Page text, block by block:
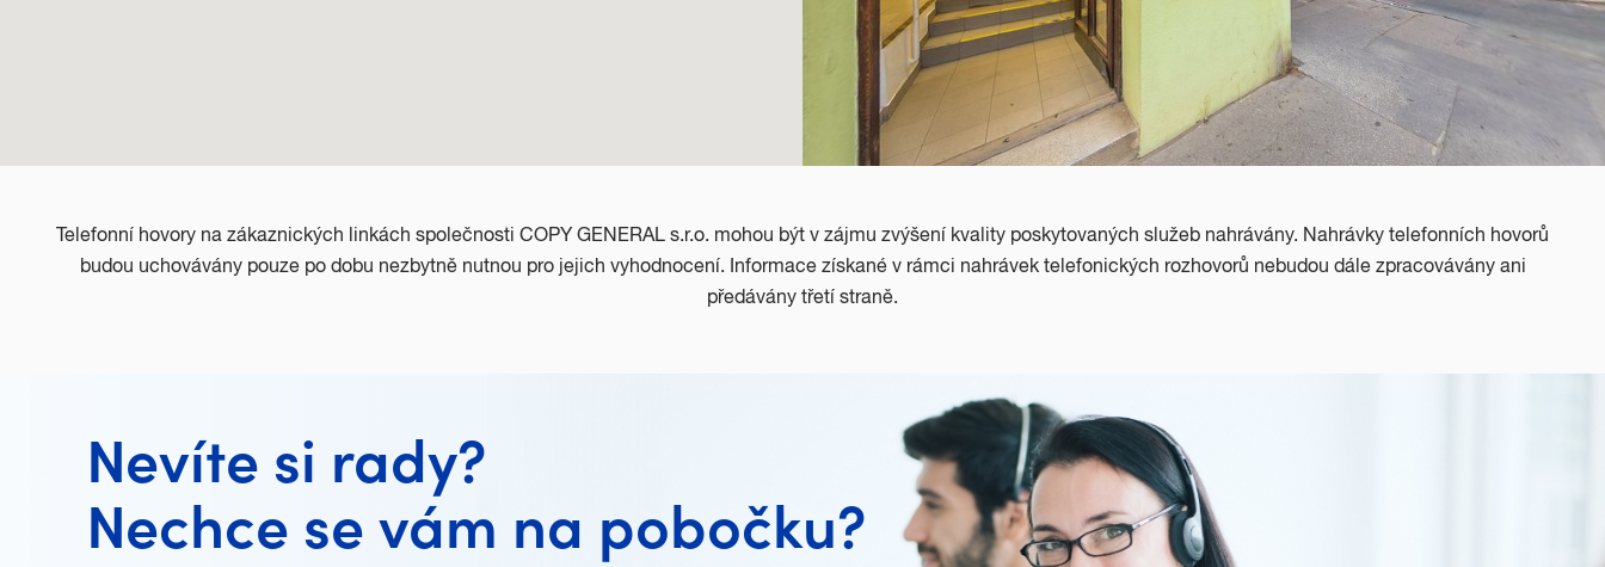
Telefonní hovory na zákaznických linkách společnosti COPY GENERAL s.r.o. mohou být v zájmu zvýšení kvality poskytovaných služeb nahrávány. Nahrávky telefonních hovorů
budou uchovávány pouze po dobu nezbytně nutnou pro jejich vyhodnocení. Informace získané v rámci nahrávek telefonických rozhovorů nebudou dále zpracovávány ani
předávány třetí straně.
Nevíte si rady?
Nechce se vám na pobočku?